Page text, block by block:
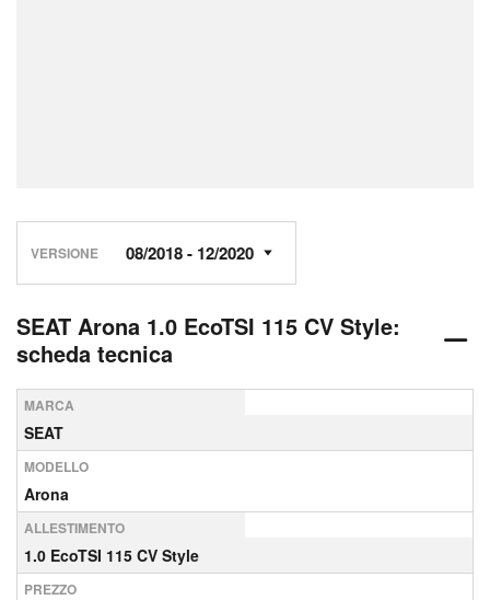
VERSIONE
SEAT Arona 1.0 EcoTSI 115 CV Style:
scheda tecnica
MARCA
SEAT
MODELLO
Arona
ALLESTIMENTO
1.0 EcoTSI 115 CV Style
PREZZO